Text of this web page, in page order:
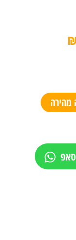
₪
מהירה